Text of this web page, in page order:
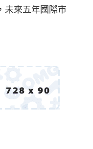
未來五年國際市